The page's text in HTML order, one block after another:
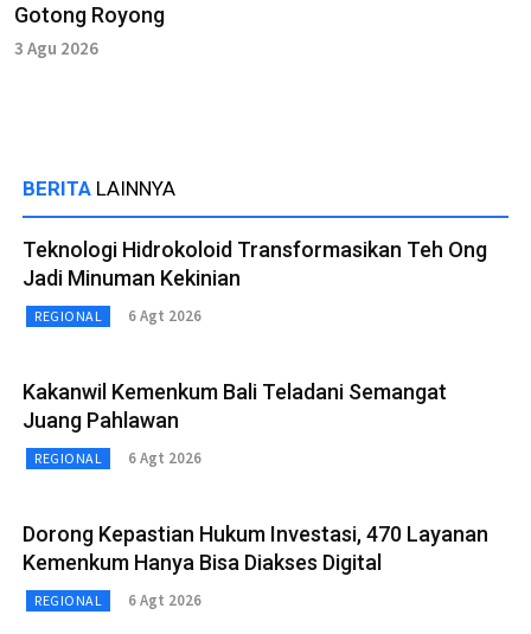
Gotong Royong
3 Agu 2026
BERITA LAINNYA
Teknologi Hidrokoloid Transformasikan Teh Ong
Jadi Minuman Kekinian
REGIONAL 6 Agt 2026
Kakanwil Kemenkum Bali Teladani Semangat
Juang Pahlawan
REGIONAL 6 Agt 2026
Dorong Kepastian Hukum Investasi, 470 Layanan
Kemenkum Hanya Bisa Diakses Digital
REGIONAL 6 Agt 2026